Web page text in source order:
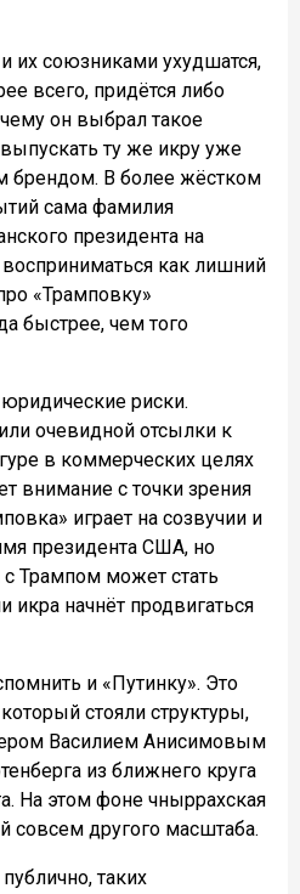
их союзниками ухудшатся,
всего, придётся либо
он выбрал такое
ту же икру уже
брендом. В более жёстком
сама фамилия
президента на
как лишний
«Трамповку»
быстрее, чем того
риски.
очевидной отсылки к
в коммерческих целях
внимание с точки зрения
играет на созвучии и
президента США, но
с Трампом может стать
икра начнёт продвигаться
и «Путинку». Это
стояли структуры,
Василием Анисимовым
из ближнего круга
На этом фоне чныррахская
совсем другого масштаба.
таких